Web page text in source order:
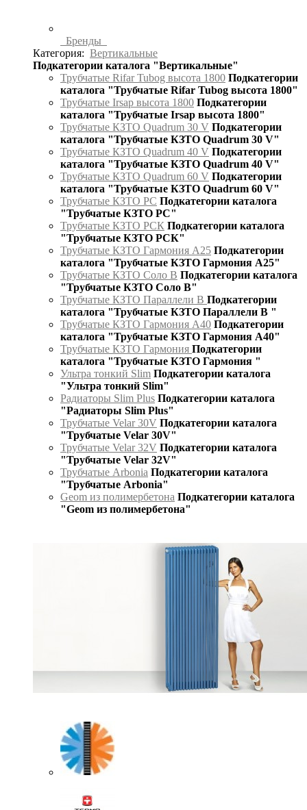
Бренды
Категория: Вертикальные
Подкатегории каталога "Вертикальные"
Трубчатые Rifar Tubog высота 1800 Подкатегории
каталога "Трубчатые Rifar Tubog высота 1800"
Трубчатые Irsap высота 1800 Подкатегории
каталога "Трубчатые Irsap высота 1800"
Трубчатые КЗТО Quadrum 30 V Подкатегории
каталога "Трубчатые КЗТО Quadrum 30 V"
Трубчатые КЗТО Quadrum 40 V Подкатегории
каталога "Трубчатые КЗТО Quadrum 40 V"
Трубчатые КЗТО Quadrum 60 V Подкатегории
каталога "Трубчатые КЗТО Quadrum 60 V"
Трубчатые КЗТО РС Подкатегории каталога
"Трубчатые КЗТО РС"
Трубчатые КЗТО РСК Подкатегории каталога
"Трубчатые КЗТО РСК"
Трубчатые КЗТО Гармония А25 Подкатегории
каталога "Трубчатые КЗТО Гармония А25"
Трубчатые КЗТО Соло В Подкатегории каталога
"Трубчатые КЗТО Соло В"
Трубчатые КЗТО Параллели В Подкатегории
каталога "Трубчатые КЗТО Параллели В "
Трубчатые КЗТО Гармония А40 Подкатегории
каталога "Трубчатые КЗТО Гармония А40"
Трубчатые КЗТО Гармония Подкатегории
каталога "Трубчатые КЗТО Гармония "
Ультра тонкий Slim Подкатегории каталога
"Ультра тонкий Slim"
Радиаторы Slim Plus Подкатегории каталога
"Радиаторы Slim Plus"
Трубчатые Velar 30V Подкатегории каталога
"Трубчатые Velar 30V"
Трубчатые Velar 32V Подкатегории каталога
"Трубчатые Velar 32V"
Трубчатые Arbonia Подкатегории каталога
"Трубчатые Arbonia"
Geom из полимербетона Подкатегории каталога
"Geom из полимербетона"